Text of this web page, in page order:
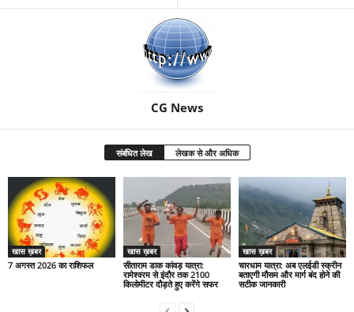
CG News
संबंधित लेख लेखक से और अधिक
खास ख़बर
7 अगस्त 2026 का राशिफल
खास ख़बर
सीताराम डाक कांवड़ यात्रा:
रामेश्वरम से इंदौर तक 2100
किलोमीटर दौड़ते हुए करेंगे सफर
खास ख़बर
चारधाम यात्रा: अब एलईडी स्क्रीन
बताएगी मौसम और मार्ग बंद होने की
सटीक जानकारी